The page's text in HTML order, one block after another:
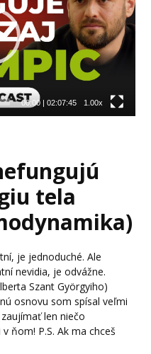
00:00| 02:07:45 1.00x
tela
je jednoduché. Ale
nevidia, je odvážne.
Szant Györgyiho)
osnovu som spísal veľmi
len niečo
ňom! P.S. Ak ma chceš